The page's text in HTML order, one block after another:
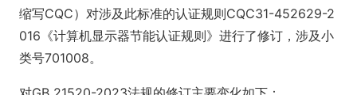
缩写CQC）对涉及此标准的认证规则CQC31-452629-2
016《计算机显示器节能认证规则》进行了修订，涉及小
类号701008。